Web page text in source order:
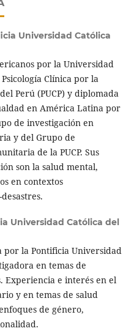
Universidad Católica
por la Universidad
Clínica por la
Perú (PUCP) y diplomada
en América Latina por
de investigación en
y del Grupo de
de la PUCP. Sus
son la salud mental,
en contextos
Universidad Católica del
por la Pontificia Universidad
en temas de
Experiencia e interés en el
y en temas de salud
de género,